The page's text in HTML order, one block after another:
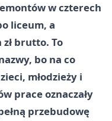
w czterech
liceum, a
brutto. To
bo na co
młodzieży i
prace oznaczały
przebudowę